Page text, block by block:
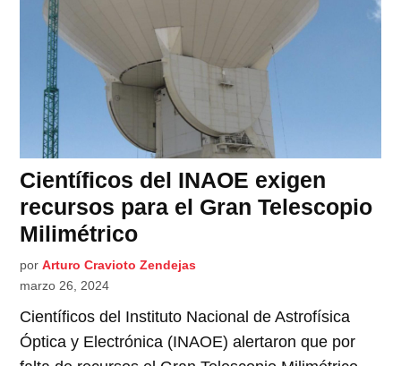
Científicos del INAOE exigen
recursos para el Gran Telescopio
Milimétrico
por Arturo Cravioto Zendejas
marzo 26, 2024
Científicos del Instituto Nacional de Astrofísica
Óptica y Electrónica (INAOE) alertaron que por